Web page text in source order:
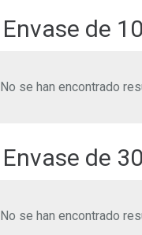
Envase de
No se han encontrado
Envase de
No se han encontrado